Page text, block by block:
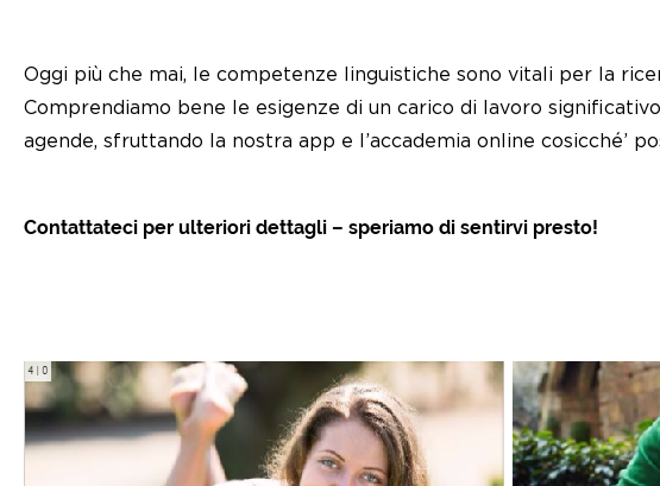
Oggi più che mai, le competenze linguistiche sono vitali per la
Comprendiamo bene le esigenze di un carico di lavoro
agende, sfruttando la nostra app e l’accademia online cosicché’
Contattateci per ulteriori dettagli – speriamo di sentirvi presto!